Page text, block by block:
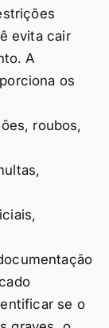
evita cair
A
os
roubos,
se o